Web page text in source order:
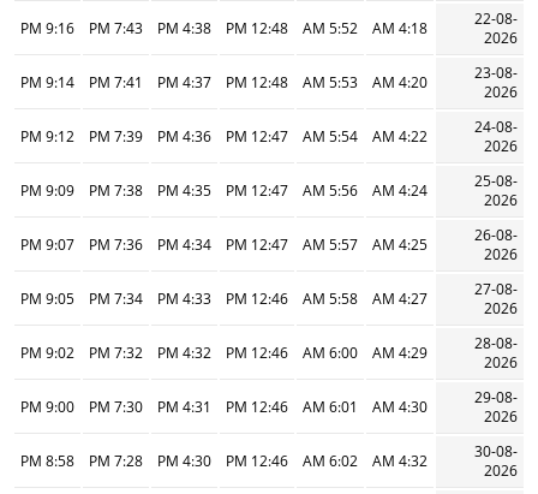
22-08-
2026
4:18 AM
5:52 AM
12:48 PM
4:38 PM
7:43 PM
9:16 PM
23-08-
2026
4:20 AM
5:53 AM
12:48 PM
4:37 PM
7:41 PM
9:14 PM
24-08-
2026
4:22 AM
5:54 AM
12:47 PM
4:36 PM
7:39 PM
9:12 PM
25-08-
2026
4:24 AM
5:56 AM
12:47 PM
4:35 PM
7:38 PM
9:09 PM
26-08-
2026
4:25 AM
5:57 AM
12:47 PM
4:34 PM
7:36 PM
9:07 PM
27-08-
2026
4:27 AM
5:58 AM
12:46 PM
4:33 PM
7:34 PM
9:05 PM
28-08-
2026
4:29 AM
6:00 AM
12:46 PM
4:32 PM
7:32 PM
9:02 PM
29-08-
2026
4:30 AM
6:01 AM
12:46 PM
4:31 PM
7:30 PM
9:00 PM
30-08-
2026
4:32 AM
6:02 AM
12:46 PM
4:30 PM
7:28 PM
8:58 PM